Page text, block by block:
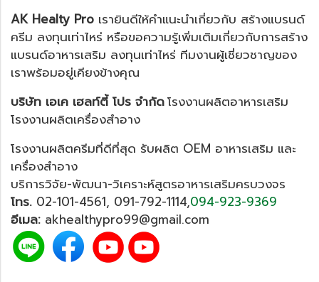
AK Healty Pro เรายินดีให้คำแนะนำเกี่ยวกับ สร้างแบรนด์
ครีม ลงทุนเท่าไหร่ หรือขอความรู้เพิ่มเติมเกี่ยวกับการสร้าง
แบรนด์อาหารเสริม ลงทุนเท่าไหร่ ทีมงานผู้เชี่ยวชาญของ
เราพร้อมอยู่เคียงข้างคุณ
บริษัท เอเค เฮลท์ตี้ โปร จำกัดโรงงานผลิตอาหารเสริม
โรงงานผลิตเครื่องสำอาง
โรงงานผลิตครีมที่ดีที่สุด รับผลิต OEM อาหารเสริม และ
เครื่องสำอาง
บริการวิจัย-พัฒนา-วิเคราะห์สูตรอาหารเสริมครบวงจร
โทร. 02-101-4561, 091-792-1114,094-923-9369
อีเมล: akhealthypro99@gmail.com